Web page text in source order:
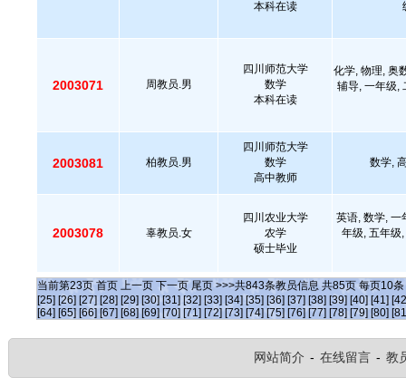
本科在读
2003071 周教员.男
四川师范大学
数学
本科在读
化学, 物理, 奥
辅导, 一年级,
2003081 柏教员.男
四川师范大学
数学
高中教师
数学,
2003078 辜教员.女
四川农业大学
农学
硕士毕业
英语, 数学, 一
年级, 五年级
当前第23页 首页 上一页 下一页 尾页 >>>共843条教员信息 共85页 每页10条
[25] [26] [27] [28] [29] [30] [31] [32] [33] [34] [35] [36] [37] [38] [39] [40] [41]
[64] [65] [66] [67] [68] [69] [70] [71] [72] [73] [74] [75] [76] [77] [78] [79] [80]
网站简介 - 在线留言 - 教